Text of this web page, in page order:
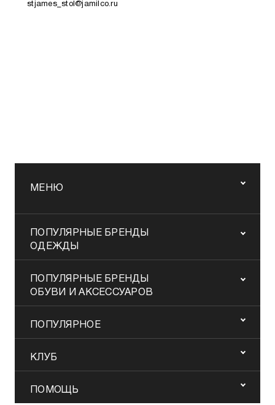
stjames_stol@jamilco.ru
МЕНЮ
ПОПУЛЯРНЫЕ БРЕНДЫ
ОДЕЖДЫ
ПОПУЛЯРНЫЕ БРЕНДЫ
ОБУВИ И АКСЕССУАРОВ
ПОПУЛЯРНОЕ
КЛУБ
ПОМОЩЬ